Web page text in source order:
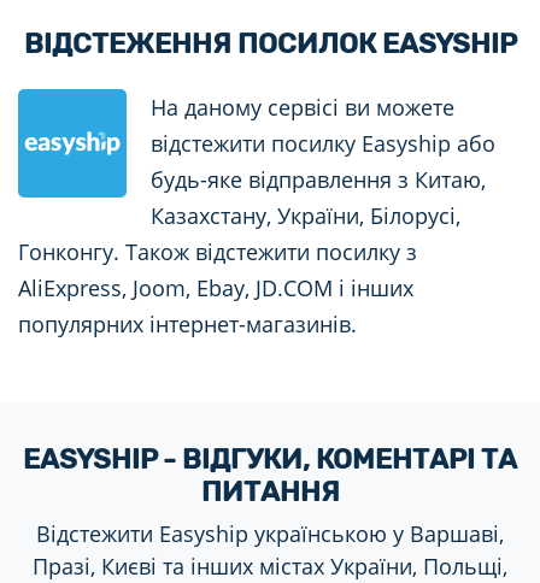
ВІДСТЕЖЕННЯ ПОСИЛОК EASYSHIP
На даному сервісі ви можете
відстежити посилку Easyship або
будь-яке відправлення з Китаю,
Казахстану, України, Білорусі,
Гонконгу. Також відстежити посилку з
AliExpress, Joom, Ebay, JD.COM і інших
популярних інтернет-магазинів.
EASYSHIP - ВІДГУКИ, КОМЕНТАРІ ТА
ПИТАННЯ
Відстежити Easyship українською у Варшаві,
Празі, Києві та інших містах України, Польщі,